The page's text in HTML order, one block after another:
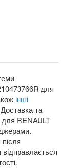
для
інші
та
RENAULT